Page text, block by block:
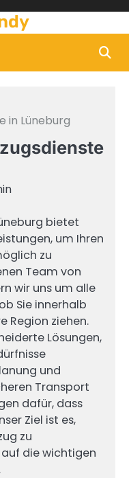
in Lüneburg
bietet
um Ihren
zu
Team von
wir uns um alle
Sie innerhalb
Region ziehen.
Lösungen,
und
Transport
dafür, dass
Ziel ist es,
zu
die wichtigen